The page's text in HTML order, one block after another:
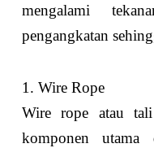
mengalami
pengangkatan
1. Wire Rope
Wire rope atau
komponen utama